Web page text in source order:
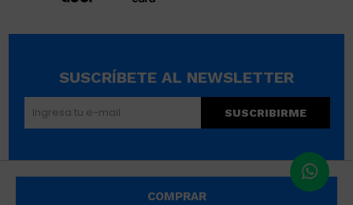
COMPRAR
SUSCRÍBETE AL NEWSLETTER
SUSCRIBIRME
© Copyright 2026 / Wikimúsculos | Wimucon Uruguay SRL